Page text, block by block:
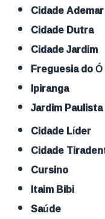
Cidade Ademar
Cidade Dutra
Cidade Jardim
Freguesia do Ó
Ipiranga
Jardim Paulista
Cidade Líder
Cidade
Cursino
Itaim Bibi
Saúde